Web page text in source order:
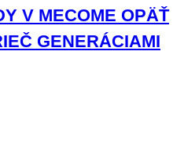
V MECOME OPÄŤ
GENERÁCIAMI